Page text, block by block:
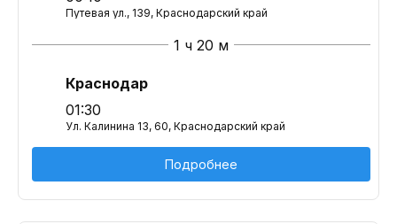
Путевая ул., 139, Краснодарский край
1 ч 20 м
Краснодар
01:30
Ул. Калинина 13, 60, Краснодарский край
Подробнее